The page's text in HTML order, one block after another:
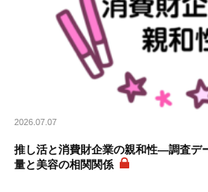
2026.07.07
推し活と消費財企業の親和性―調査デ
量と美容の相関関係